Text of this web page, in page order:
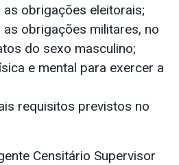
obrigações eleitorais;
obrigações militares, no
do sexo masculino;
e mental para exercer a
requisitos previstos no
Censitário Supervisor